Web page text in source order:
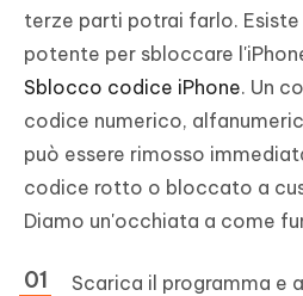
terze parti potrai farlo.
potente per sbloccare
Sblocco codice iPhone. Un
codice numerico,
può essere rimosso
codice rotto o bloccato a
Diamo un'occhiata a come
Scarica il programma e